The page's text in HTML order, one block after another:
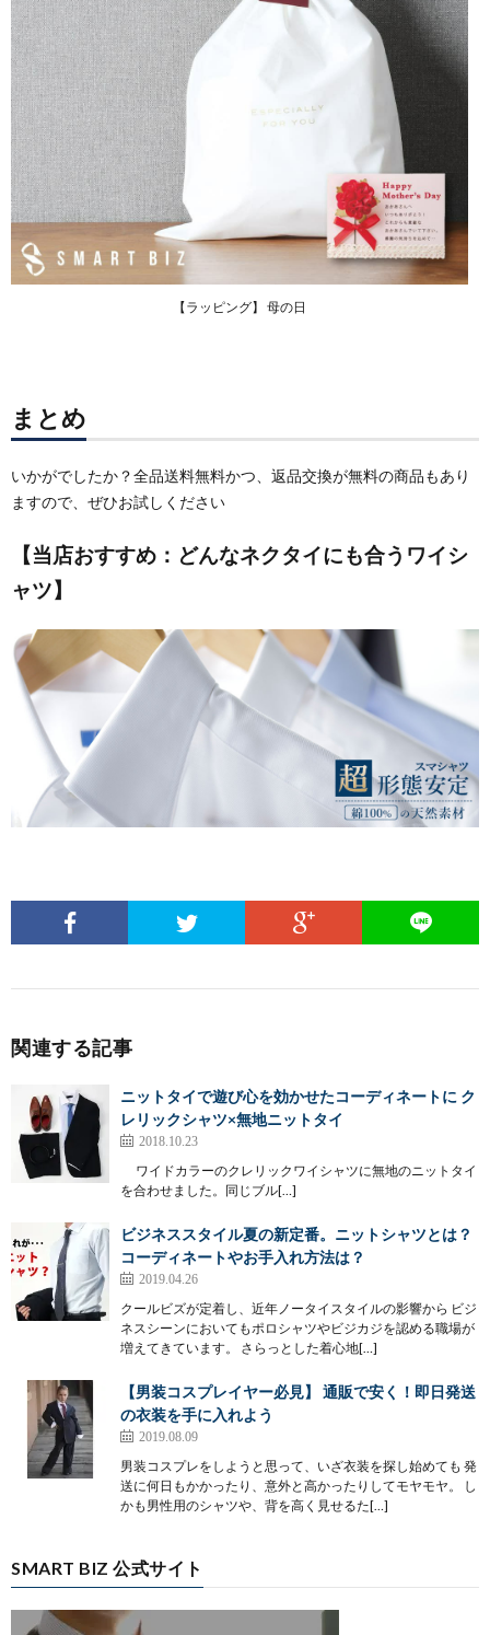
【ラッピング】 母の日
まとめ
いかがでしたか？全品送料無料かつ、返品交換が無料の商品もあり
ますので、ぜひお試しください
【当店おすすめ：どんなネクタイにも合うワイシ
ャツ】
関連する記事
ニットタイで遊び心を効かせたコーディネートに ク
レリックシャツ×無地ニットタイ
2018.10.23
ワイドカラーのクレリックワイシャツに無地のニットタイ
を合わせました。同じブル[…]
ビジネススタイル夏の新定番。ニットシャツとは？
コーディネートやお手入れ方法は？
2019.04.26
クールビズが定着し、近年ノータイスタイルの影響から ビジ
ネスシーンにおいてもポロシャツやビジカジを認める職場が
増えてきています。 さらっとした着心地[…]
【男装コスプレイヤー必見】 通販で安く！即日発送
の衣装を手に入れよう
2019.08.09
男装コスプレをしようと思って、いざ衣装を探し始めても 発
送に何日もかかったり、意外と高かったりしてモヤモヤ。 し
かも男性用のシャツや、背を高く見せるた[…]
SMART BIZ 公式サイト